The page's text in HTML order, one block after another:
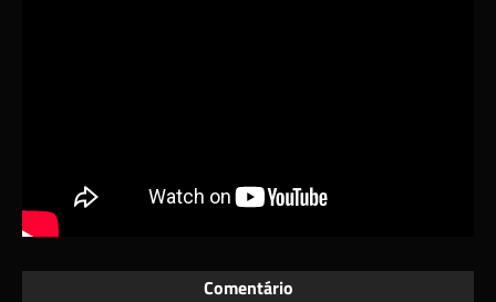
Comentário